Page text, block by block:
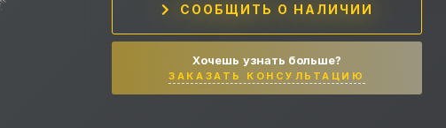
СООБЩИТЬ О НАЛИЧИИ
Хочешь узнать больше?
ЗАКАЗАТЬ КОНСУЛЬТАЦИЮ